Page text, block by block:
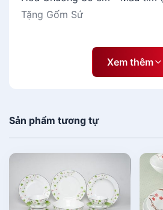
Tặng Gốm Sứ
Xem thêm
Sản phẩm tương tự